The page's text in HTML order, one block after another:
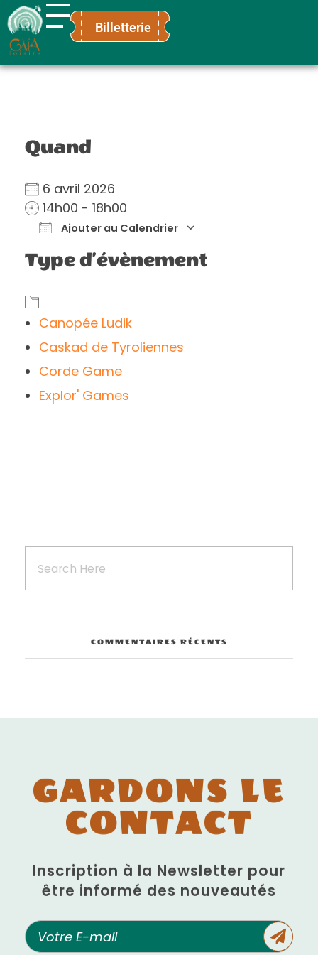
Gaïa Loisirs
Terre ludique et innovante pour tous
Billetterie
Quand
6 avril 2026
14h00 - 18h00
Ajouter au Calendrier
Télécharger ICS
Type d’évènement
Canopée Ludik
Caskad de Tyroliennes
Corde Game
Explor' Games
COMMENTAIRES RÉCENTS
GARDONS LE
CONTACT
Inscription à la Newsletter pour
être informé des nouveautés